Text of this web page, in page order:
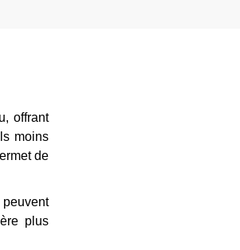
offrant
moins
de
plus